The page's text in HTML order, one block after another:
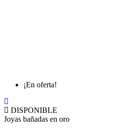
¡En oferta!
DISPONIBLE
Joyas bañadas en oro